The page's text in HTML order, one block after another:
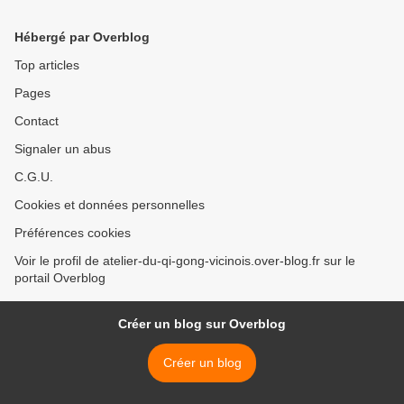
Hébergé par Overblog
Top articles
Pages
Contact
Signaler un abus
C.G.U.
Cookies et données personnelles
Préférences cookies
Voir le profil de atelier-du-qi-gong-vicinois.over-blog.fr sur le
portail Overblog
Créer un blog sur Overblog
Créer un blog